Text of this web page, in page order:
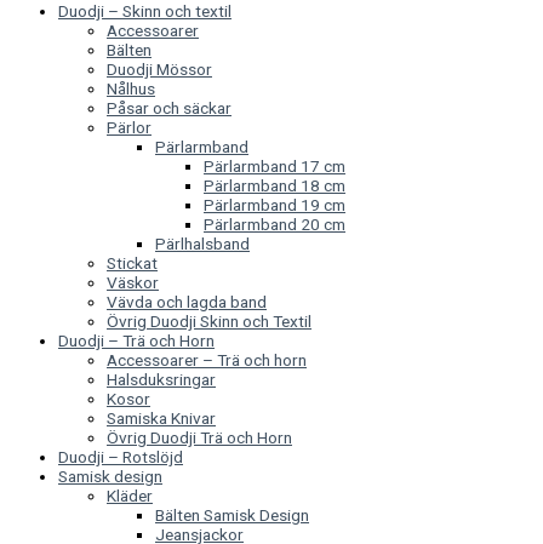
Duodji – Skinn och textil
Accessoarer
Bälten
Duodji Mössor
Nålhus
Påsar och säckar
Pärlor
Pärlarmband
Pärlarmband 17 cm
Pärlarmband 18 cm
Pärlarmband 19 cm
Pärlarmband 20 cm
Pärlhalsband
Stickat
Väskor
Vävda och lagda band
Övrig Duodji Skinn och Textil
Duodji – Trä och Horn
Accessoarer – Trä och horn
Halsduksringar
Kosor
Samiska Knivar
Övrig Duodji Trä och Horn
Duodji – Rotslöjd
Samisk design
Kläder
Bälten Samisk Design
Jeansjackor